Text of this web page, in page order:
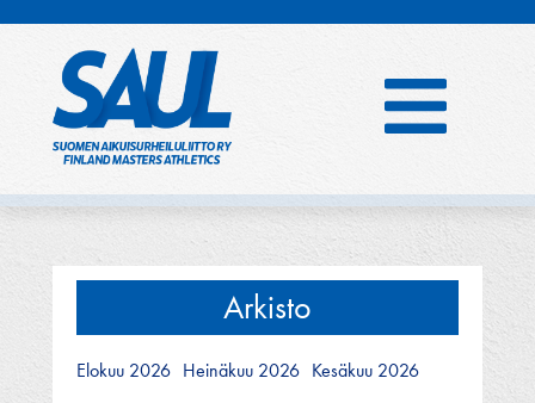
Arkisto
Elokuu 2026 Heinäkuu 2026 Kesäkuu 2026